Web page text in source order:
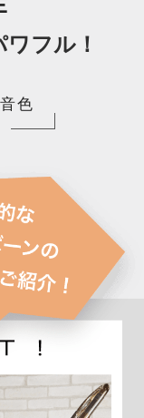
フル！
色